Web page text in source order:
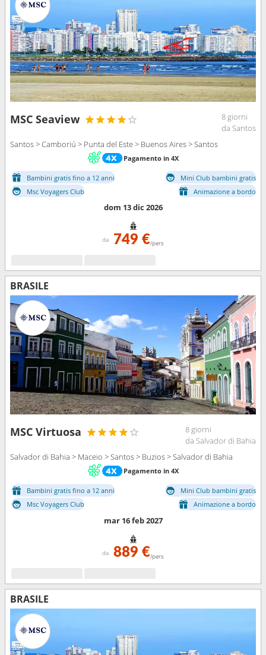
MSC Seaview
8 giorni
da Santos
Santos > Camboriú > Punta del Este > Buenos Aires > Santos
Pagamento in 4X
Bambini gratis fino a 12 anni
Mini Club bambini gratis
Msc Voyagers Club
Animazione a bordo
dom 13 dic 2026
da 749 €/pers
BRASILE
MSC Virtuosa
8 giorni
da Salvador di Bahia
Salvador di Bahia > Maceio > Santos > Buzios > Salvador di Bahia
Pagamento in 4X
Bambini gratis fino a 12 anni
Mini Club bambini gratis
Msc Voyagers Club
Animazione a bordo
mar 16 feb 2027
da 889 €/pers
BRASILE